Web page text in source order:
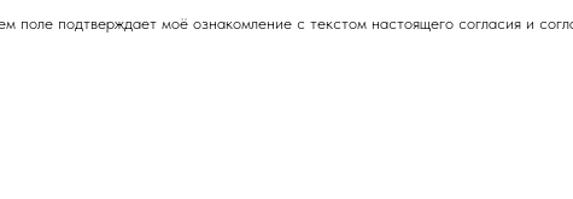
подтверждает моё ознакомление с текстом настоящего согласия и